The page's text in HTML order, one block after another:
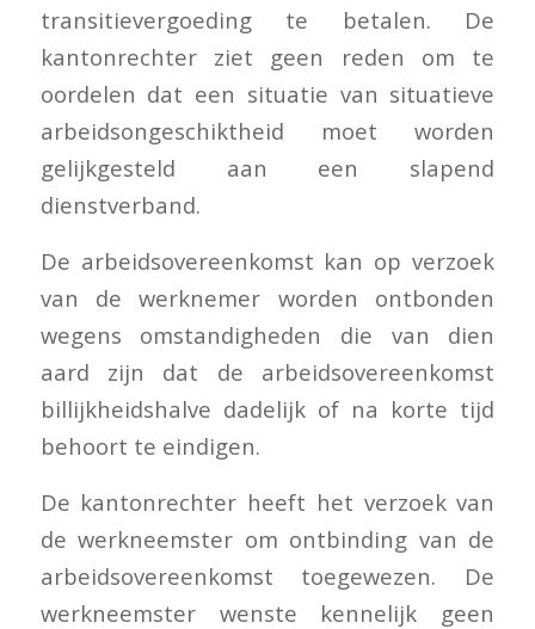
transitievergoeding te betalen. De
kantonrechter ziet geen reden om te
oordelen dat een situatie van situatieve
arbeidsongeschiktheid moet worden
gelijkgesteld aan een slapend
dienstverband.
De arbeidsovereenkomst kan op verzoek
van de werknemer worden ontbonden
wegens omstandigheden die van dien
aard zijn dat de arbeidsovereenkomst
billijkheidshalve dadelijk of na korte tijd
behoort te eindigen.
De kantonrechter heeft het verzoek van
de werkneemster om ontbinding van de
arbeidsovereenkomst toegewezen. De
werkneemster wenste kennelijk geen